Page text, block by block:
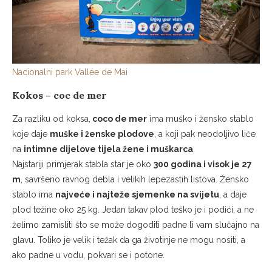
Nacionalni park Vallée de Mai
Kokos – coc de mer
Za razliku od koksa, coco de mer ima muško i žensko stablo
koje daje muške i ženske plodove, a koji pak neodoljivo liče
na intimne dijelove tijela žene i muškarca.
Najstariji primjerak stabla star je oko 300 godina i visok je 27
m, savršeno ravnog debla i velikih lepezastih listova. Žensko
stablo ima najveće i najteže sjemenke na svijetu, a daje
plod težine oko 25 kg. Jedan takav plod teško je i podići, a ne
želimo zamisliti što se može dogoditi padne li vam slučajno na
glavu. Toliko je velik i težak da ga životinje ne mogu nositi, a
ako padne u vodu, pokvari se i potone.